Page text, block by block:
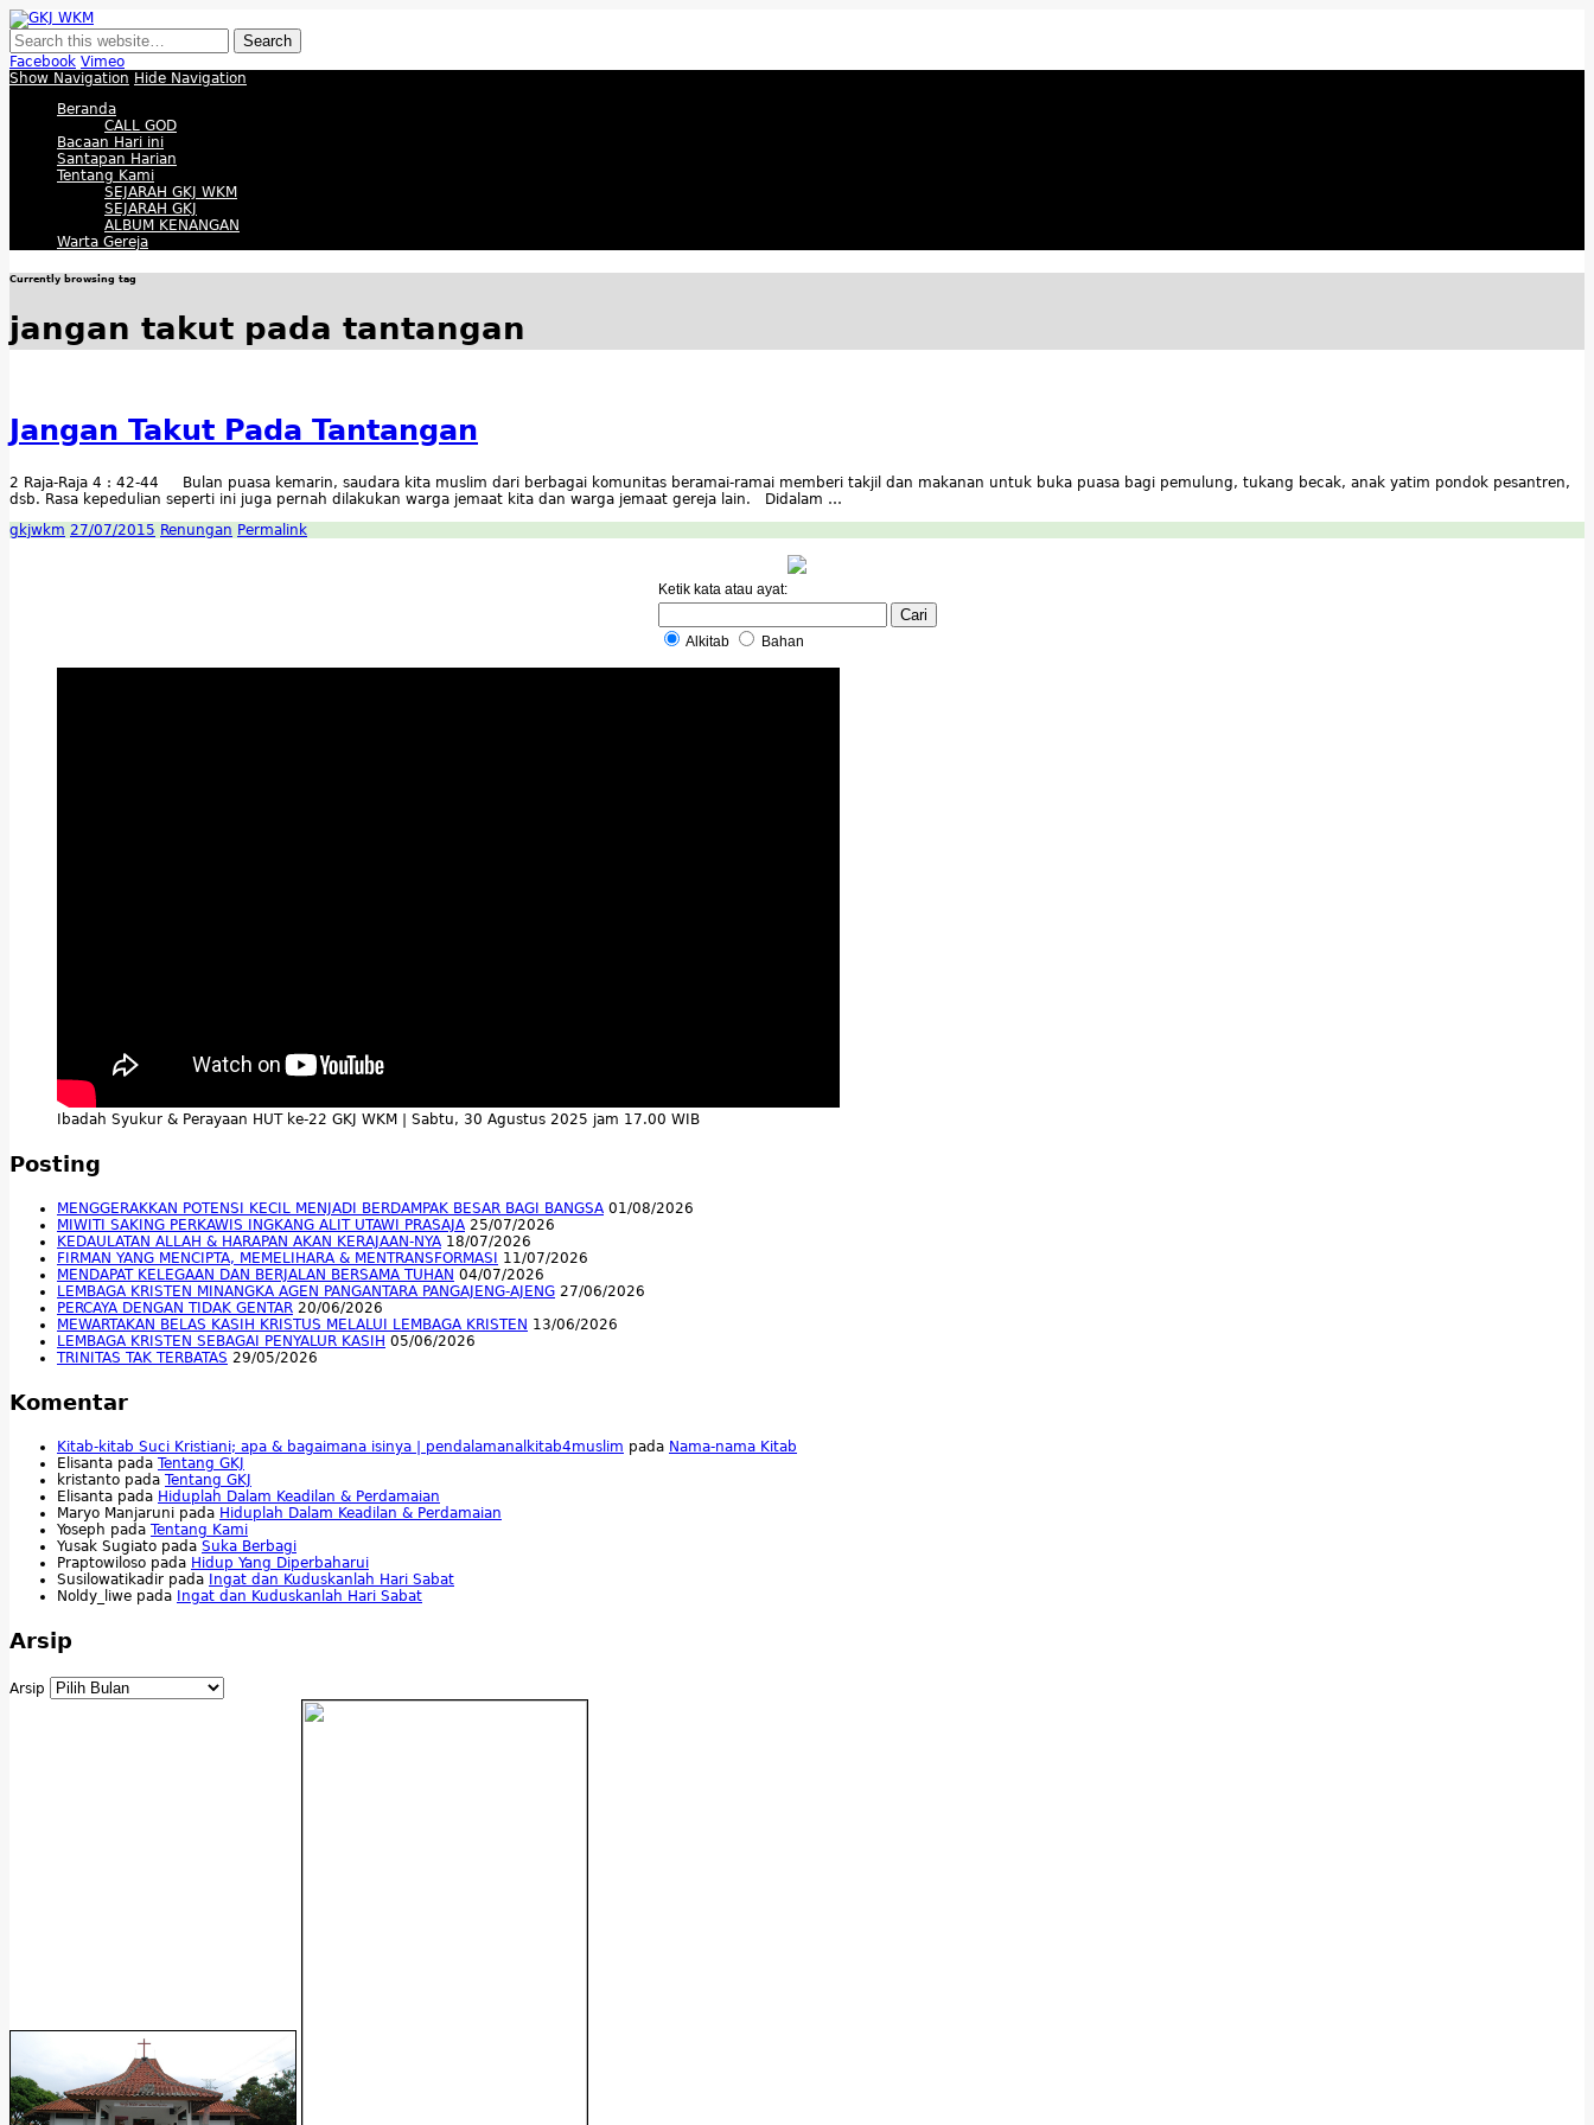
Membangun Gereja Kokoh melalui Pelayanan Holistik, Teknologi, dan Budaya Apresiatif
Facebook Vimeo
Show Navigation Hide Navigation
Beranda
CALL GOD
Bacaan Hari ini
Santapan Harian
Tentang Kami
SEJARAH GKJ WKM
SEJARAH GKJ
ALBUM KENANGAN
Warta Gereja
Currently browsing tag
jangan takut pada tantangan
Jangan Takut Pada Tantangan
2 Raja-Raja 4 : 42-44 Bulan puasa kemarin, saudara kita muslim dari berbagai komunitas beramai-ramai memberi takjil dan makanan untuk buka puasa bagi pemulung, tukang becak, anak yatim pondok pesantren,
dsb. Rasa kepedulian seperti ini juga pernah dilakukan warga jemaat kita dan warga jemaat gereja lain. Didalam …
gkjwkm 27/07/2015 Renungan Permalink
Ketik kata atau ayat:
Alkitab Bahan
Ibadah Syukur & Perayaan HUT ke-22 GKJ WKM | Sabtu, 30 Agustus 2025 jam 17.00 WIB
Posting
MENGGERAKKAN POTENSI KECIL MENJADI BERDAMPAK BESAR BAGI BANGSA 01/08/2026
MIWITI SAKING PERKAWIS INGKANG ALIT UTAWI PRASAJA 25/07/2026
KEDAULATAN ALLAH & HARAPAN AKAN KERAJAAN-NYA 18/07/2026
FIRMAN YANG MENCIPTA, MEMELIHARA & MENTRANSFORMASI 11/07/2026
MENDAPAT KELEGAAN DAN BERJALAN BERSAMA TUHAN 04/07/2026
LEMBAGA KRISTEN MINANGKA AGEN PANGANTARA PANGAJENG-AJENG 27/06/2026
PERCAYA DENGAN TIDAK GENTAR 20/06/2026
MEWARTAKAN BELAS KASIH KRISTUS MELALUI LEMBAGA KRISTEN 13/06/2026
LEMBAGA KRISTEN SEBAGAI PENYALUR KASIH 05/06/2026
TRINITAS TAK TERBATAS 29/05/2026
Komentar
Kitab-kitab Suci Kristiani; apa & bagaimana isinya | pendalamanalkitab4muslim pada Nama-nama Kitab
Elisanta pada Tentang GKJ
kristanto pada Tentang GKJ
Elisanta pada Hiduplah Dalam Keadilan & Perdamaian
Maryo Manjaruni pada Hiduplah Dalam Keadilan & Perdamaian
Yoseph pada Tentang Kami
Yusak Sugiato pada Suka Berbagi
Praptowiloso pada Hidup Yang Diperbaharui
Susilowatikadir pada Ingat dan Kuduskanlah Hari Sabat
Noldy_liwe pada Ingat dan Kuduskanlah Hari Sabat
Arsip
Arsip